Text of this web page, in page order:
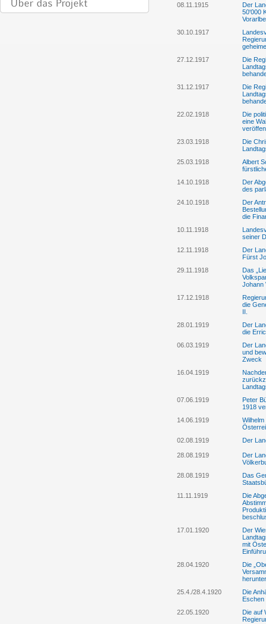
08.11.1915
Der
50'000
30.10.1917
27.12.1917
Die
31.12.1917
Die
22.02.1918
Die
eine
23.03.1918
Die
25.03.1918
Albert
14.10.1918
Der
des
24.10.1918
Der
die
10.11.1918
seiner
12.11.1918
Der
Fürst
29.11.1918
Das
Johann
17.12.1918
die
II.
28.01.1919
Der
die
06.03.1919
Der
und
Zweck
16.04.1919
07.06.1919
Peter
1918
14.06.1919
02.08.1919
Der
28.08.1919
Der
28.08.1919
Das
11.11.1919
Die
17.01.1920
Der
mit
28.04.1920
Die
herunter
25.4./28.4.1920
Die
Eschen
22.05.1920
Die auf